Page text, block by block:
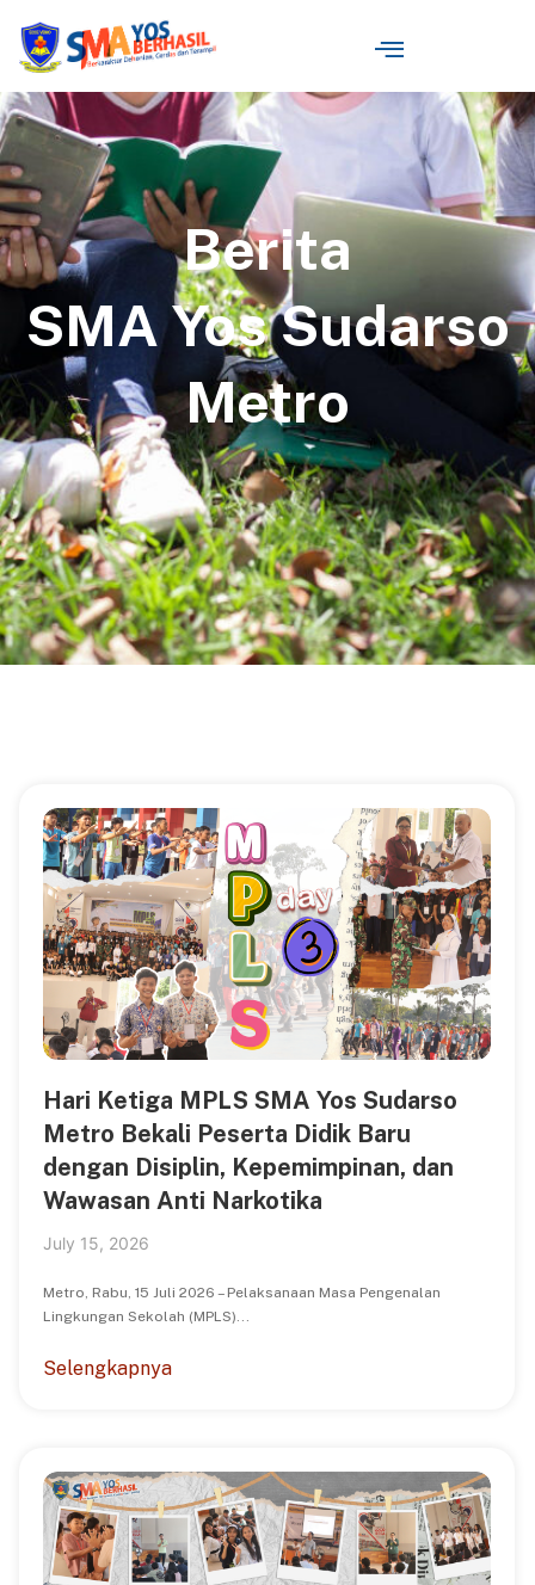
Berita
SMA Yos Sudarso
Metro
Hari Ketiga MPLS SMA Yos Sudarso
Metro Bekali Peserta Didik Baru
dengan Disiplin, Kepemimpinan, dan
Wawasan Anti Narkotika
July 15, 2026
Metro, Rabu, 15 Juli 2026 – Pelaksanaan Masa Pengenalan
Lingkungan Sekolah (MPLS)...
Selengkapnya